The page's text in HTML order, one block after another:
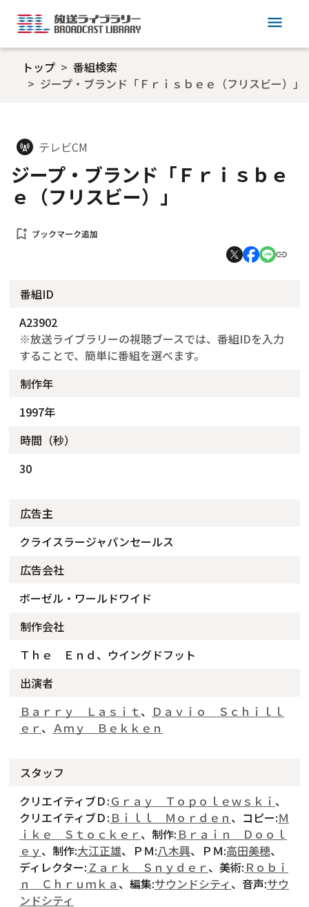
menu
トップ
番組検索
ジープ・ブランド「Ｆｒｉｓｂｅｅ（フリスビー）」
cell_tower テレビCM
ジープ・ブランド「Ｆｒｉｓｂｅ
ｅ（フリスビー）」
bookmark_add ブックマーク追加
番組ID
A23902
※放送ライブラリーの視聴ブースでは、番組IDを入力
することで、簡単に番組を選べます。
制作年
1997年
時間（秒）
30
広告主
クライスラージャパンセールス
広告会社
ボーゼル・ワールドワイド
制作会社
Ｔｈｅ Ｅｎｄ、ウイングドフット
出演者
Ｂａｒｒｙ Ｌａｓｉｔ 、 Ｄａｖｉｏ Ｓｃｈｉｌｌ
ｅｒ、 Ａｍｙ Ｂｅｋｋｅｎ
スタッフ
クリエイティブＤ:Ｇｒａｙ Ｔｏｐｏｌｅｗｓｋｉ 、
クリエイティブＤ: Ｂｉｌｌ Ｍｏｒｄｅｎ 、コピー:Ｍ
ｉｋｅ Ｓｔｏｃｋｅｒ、制作: Ｂｒａｉｎ Ｄｏｏｌ
ｅｙ、制作:大江正雄、ＰＭ:八木興、ＰＭ:高田美穂、
ディレクター: Ｚａｒｋ Ｓｎｙｄｅｒ、美術: Ｒｏｂｉ
ｎ Ｃｈｒｕｍｋａ 、編集:サウンドシティ、音声:サウ
ンドシティ